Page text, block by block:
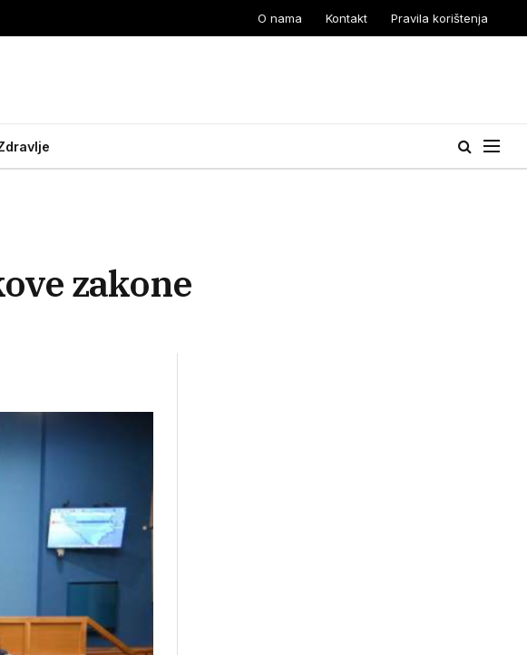
O nama Kontakt Pravila korištenja
zakone